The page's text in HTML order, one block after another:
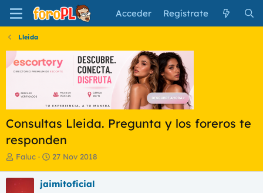
Acceder Regístrate
Lleida
Consultas Lleida. Pregunta y los foreros te
responden
I
i
Faluc
F
h
27 Nov 2018
jaimitoficial